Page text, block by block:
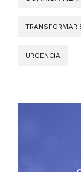
TRANSFORMAR
URGENCIA